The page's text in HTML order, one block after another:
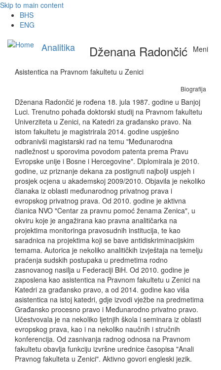
Skip to main content
BHS
ENG
Analitika Meni
Dženana Radončić
Asistentica na Pravnom fakultetu u Zenici
Biografija
Dženana Radončić je rođena 18. jula 1987. godine u Banjoj
Luci. Trenutno pohađa doktorski studij na Pravnom fakultetu
Univerziteta u Zenici, na Katedri za građansko pravo. Na
istom fakultetu je magistrirala 2014. godine uspješno
odbranivši magistarski rad na temu "Međunarodna
nadležnost u sporovima povodom patenta prema Pravu
Evropske unije i Bosne i Hercegovine". Diplomirala je 2010.
godine, uz priznanje dekana za postignuti najbolji uspjeh i
prosjek ocjena u akademskoj 2009/2010. Objavila je nekoliko
članaka iz oblasti međunarodnog privatnog prava i
evropskog privatnog prava. Od 2010. godine je aktivna
članica NVO "Centar za pravnu pomoć ženama Zenica", u
okviru koje je angažirana kao pravna analitičarka na
projektima monitoringa pravosudnih institucija, te kao
saradnica na projektima koji se bave antidiskriminacijskim
temama. Autorica je nekoliko analitičkih izvještaja na temelju
praćenja sudskih postupaka u predmetima rodno
zasnovanog nasilja u Federaciji BiH. Od 2010. godine je
zaposlena kao asistentica na Pravnom fakultetu u Zenici na
Katedri za građansko pravo, a od 2014. godine kao viša
asistentica na istoj katedri, gdje izvodi vježbe na predmetima
Građansko procesno pravo i Međunarodno privatno pravo.
Učestvovala je na nekoliko ljetnjih škola i seminara iz oblasti
evropskog prava, kao i na nekoliko naučnih i stručnih
konferencija. Od zasnivanja radnog odnosa na Pravnom
fakultetu obavlja funkciju izvršne urednice časopisa "Anali
Pravnog fakulteta u Zenici". Aktivno govori engleski jezik.